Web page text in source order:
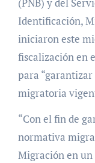
(PNB) y del
Identificación,
iniciaron este
fiscalización en
para
migratoria
“Con el fin de
normativa
Migración en